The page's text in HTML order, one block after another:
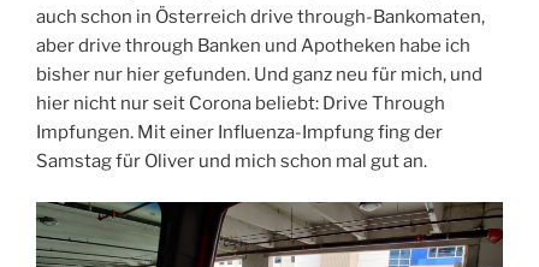
auch schon in Österreich drive through-Bankomaten,
aber drive through Banken und Apotheken habe ich
bisher nur hier gefunden. Und ganz neu für mich, und
hier nicht nur seit Corona beliebt: Drive Through
Impfungen. Mit einer Influenza-Impfung fing der
Samstag für Oliver und mich schon mal gut an.